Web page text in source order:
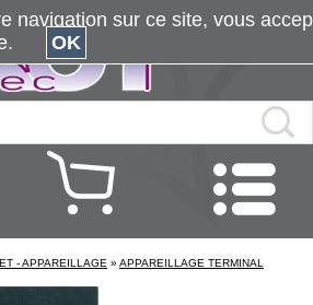
- APPAREILLAGE » APPAREILLAGE TERMINAL
navigation sur ce site, vous
OK